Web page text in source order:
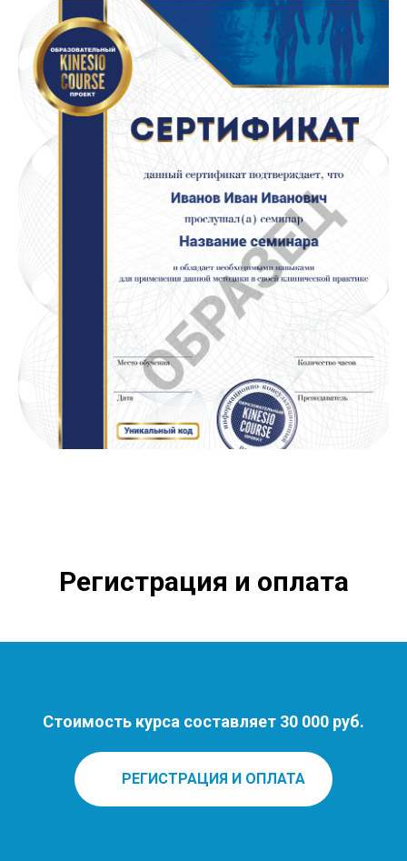
Регистрация и оплата
Стоимость курса составляет 30 000 руб.
РЕГИСТРАЦИЯ И ОПЛАТА